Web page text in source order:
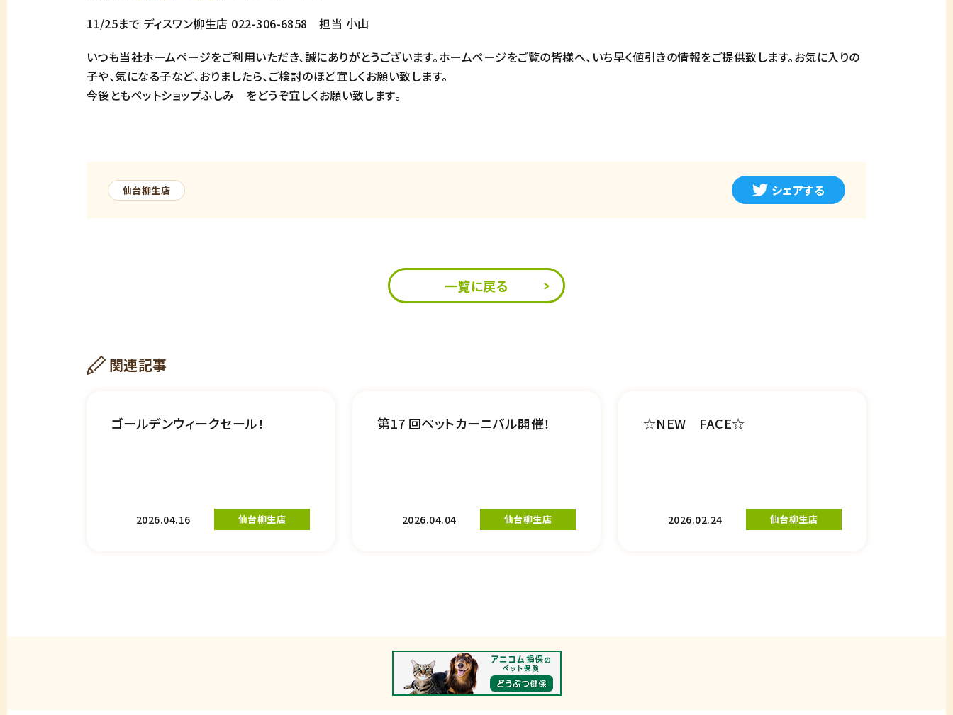
11/25まで ディスワン柳生店 022-306-6858 担当 小山
いつも当社ホームページをご利用いただき、誠にありがとうございます。ホームページをご覧の皆様へ、いち早く値引きの情報をご提供致します。お気に入りの
子や、気になる子など、おりましたら、ご検討のほど宜しくお願い致します。
今後ともペットショップふしみ をどうぞ宜しくお願い致します。
仙台柳生店 シェアする
一覧に戻る
関連記事
ゴールデンウィークセール！
2026.04.16 仙台柳生店
第17 回ペットカーニバル開催！
2026.04.04 仙台柳生店
☆NEW FACE☆
2026.02.24 仙台柳生店